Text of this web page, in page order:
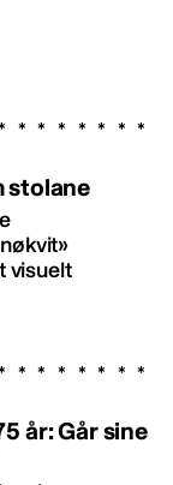
stolane
visuelt
år: Går sine